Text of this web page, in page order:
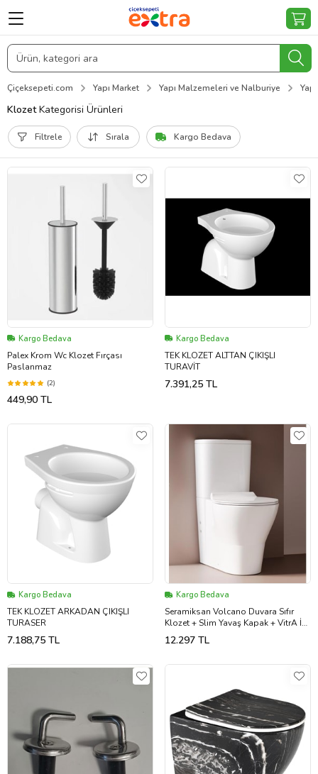
Çiçeksepeti.com Yapı Market Yapı Malzemeleri ve Nalburiye
KlozetKategorisi Ürünleri
Filtrele Sırala Kargo Bedava
Kargo Bedava
Palex Krom Wc Klozet Fırçası
Paslanmaz
(2)
449,90 TL
Kargo Bedava
TEK KLOZET ALTTAN ÇIKIŞLI
TURAVİT
7.391,25 TL
Kargo Bedava
TEK KLOZET ARKADAN ÇIKIŞLI
TURASER
7.188,75 TL
Kargo Bedava
Seramiksan Volcano Duvara Sıfır
Klozet + Slim Yavaş Kapak + VitrA İç
Takım Set (Beyaz)
12.297 TL